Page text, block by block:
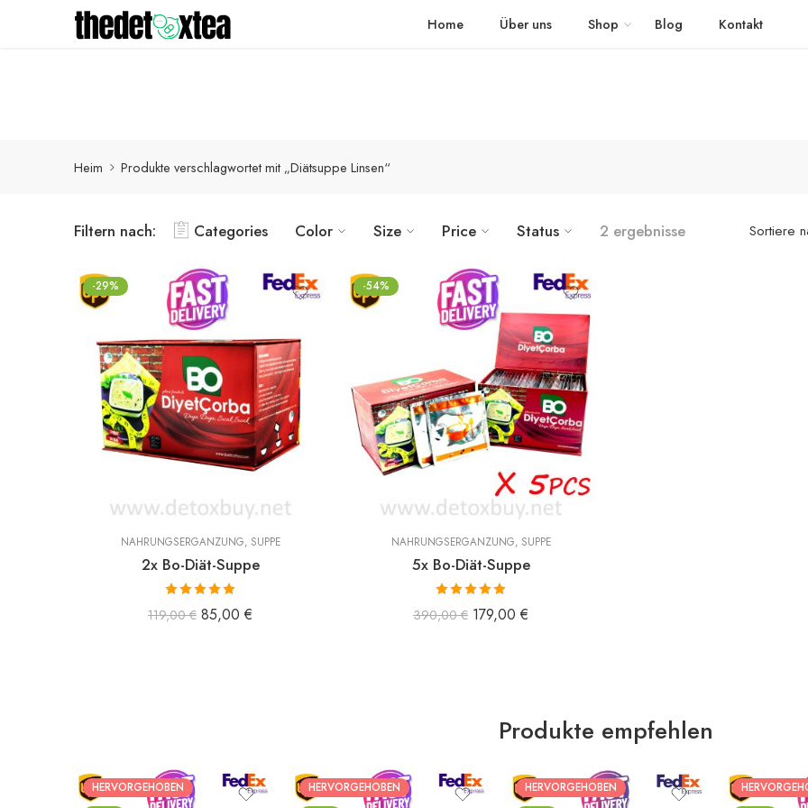
Detox-Produkte werden innerhalb von 1-3 Werktagen mit schnellem Versand in die ganze Welt geliefert The Detox Tea
Home Über uns Shop Blog Kontakt
Heim Produkte verschlagwortet mit „Diätsuppe Linsen“
Filtern nach: Categories Color Size Price Status 2 ergebnisse Sortiere
-29%
NAHRUNGSERGÄNZUNG, SUPPE
2x Bo-Diät-Suppe
Bewertet mit
von 5
119,00€ 85,00 €
-54%
NAHRUNGSERGÄNZUNG, SUPPE
5x Bo-Diät-Suppe
Bewertet mit
von 5
390,00€ 179,00 €
Produkte empfehlen
HERVORGEHOBEN
HERVORGEHOBEN
HERVORGEHOBEN